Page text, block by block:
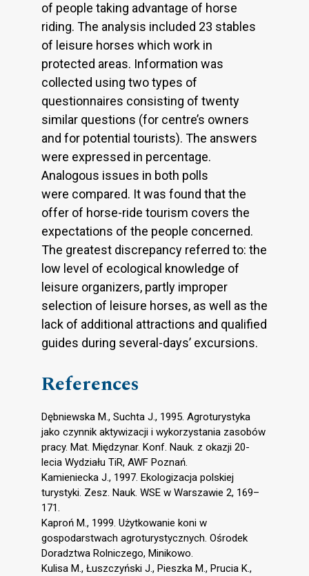
of people taking advantage of horse
riding. The analysis included 23 stables
of leisure horses which work in
protected areas. Information was
collected using two types of
questionnaires consisting of twenty
similar questions (for centre’s owners
and for potential tourists). The answers
were expressed in percentage.
Analogous issues in both polls
were compared. It was found that the
offer of horse-ride tourism covers the
expectations of the people concerned.
The greatest discrepancy referred to: the
low level of ecological knowledge of
leisure organizers, partly improper
selection of leisure horses, as well as the
lack of additional attractions and qualified
guides during several-days’ excursions.
References
Dębniewska M., Suchta J., 1995. Agroturystyka
jako czynnik aktywizacji i wykorzystania zasobów
pracy. Mat. Międzynar. Konf. Nauk. z okazji 20-
lecia Wydziału TiR, AWF Poznań.
Kamieniecka J., 1997. Ekologizacja polskiej
turystyki. Zesz. Nauk. WSE w Warszawie 2, 169–
171.
Kaproń M., 1999. Użytkowanie koni w
gospodarstwach agroturystycznych. Ośrodek
Doradztwa Rolniczego, Minikowo.
Kulisa M., Łuszczyński J., Pieszka M., Prucia K.,